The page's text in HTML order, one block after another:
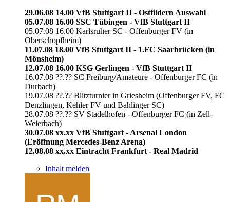
29.06.08 14.00 VfB Stuttgart II - Ostfildern Auswahl
05.07.08 16.00 SSC Tübingen - VfB Stuttgart II
05.07.08 16.00 Karlsruher SC - Offenburger FV (in
Oberschopfheim)
11.07.08 18.00 VfB Stuttgart II - 1.FC Saarbrücken (in
Mönsheim)
12.07.08 16.00 KSG Gerlingen - VfB Stuttgart II
16.07.08 ??.?? SC Freiburg/Amateure - Offenburger FC (in
Durbach)
19.07.08 ??.?? Blitzturnier in Griesheim (Offenburger FV, FC
Denzlingen, Kehler FV und Bahlinger SC)
28.07.08 ??.?? SV Stadelhofen - Offenburger FC (in Zell-
Weierbach)
30.07.08 xx.xx VfB Stuttgart - Arsenal London
(Eröffnung Mercedes-Benz Arena)
12.08.08 xx.xx Eintracht Frankfurt - Real Madrid
Inhalt melden